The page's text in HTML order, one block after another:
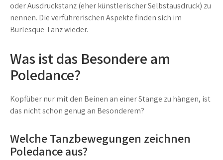
oder Ausdruckstanz (eher künstlerischer Selbstausdruck) zu
nennen. Die verführerischen Aspekte finden sich im
Burlesque-Tanz wieder.
Was ist das Besondere am
Poledance?
Kopfüber nur mit den Beinen an einer Stange zu hängen, ist
das nicht schon genug an Besonderem?
Welche Tanzbewegungen zeichnen
Poledance aus?